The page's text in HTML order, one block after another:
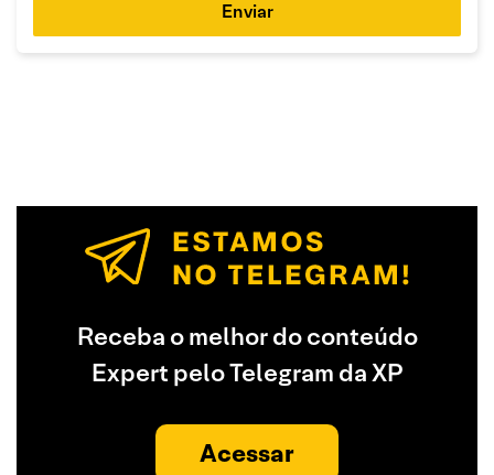
Enviar
Receba o melhor do conteúdo
Expert pelo Telegram da XP
Acessar